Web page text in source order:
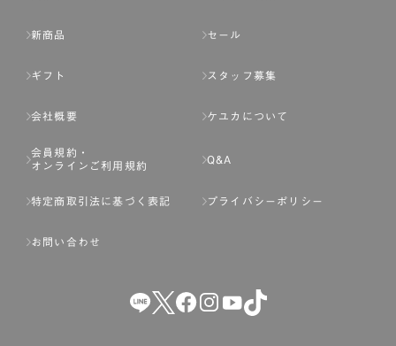
新商品 セール
ギフト スタッフ募集
会社概要 ケユカについて
会員規約・
オンラインご利用規約
Q&A
特定商取引法に基づく表記 プライバシーポリシー
お問い合わせ